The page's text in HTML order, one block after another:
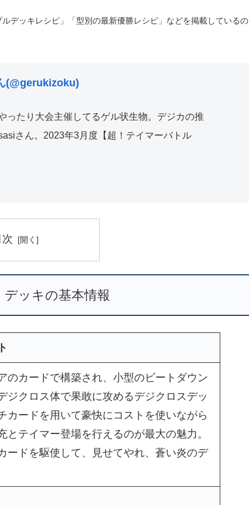
デッキレシピ」「型別の最新優勝レシピ」などを掲載しているの
(@gerukizoku)
ったり大会主催してるゲル状生物。デジカの推
さん。2023年3月度【超！テイマーバトル
ッキの基本情報
のカードで構築され、小型のビートダウン
ジクロス体で果敢に攻めるデジクロスデッ
カードを用いて豪快にコストを使いながら
とテイマー登場を行えるのが最大の魅力。
ードを駆使して、見せてやれ、蒼い炎のデ